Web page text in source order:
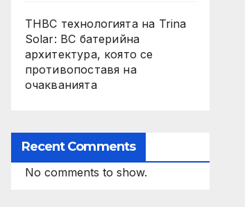
THBC технологията на Trina
Solar: BC батерийна
архитектура, която се
противопоставя на
очакванията
Recent Comments
No comments to show.